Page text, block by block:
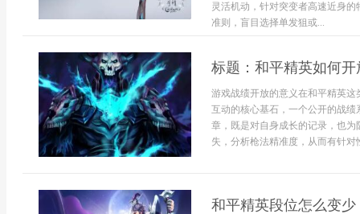
灵活机动，针对突变者高速近身
准则，盲目选择单发狙或...
标题：和平精英如何
游戏战绩开放的意义在和平精英
互动的核心基石，一个公开的战
章，既是对自身成长的记录，也
失，分析枪法精准度，从而有针
和平精英段位怎么变